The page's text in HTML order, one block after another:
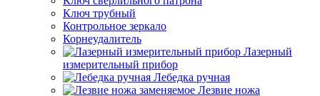
Ключ трубный
Контрольное зеркало
Корнеудалитель
Лазерный
измерительный прибор
Лебедка ручная
Лезвие ножа